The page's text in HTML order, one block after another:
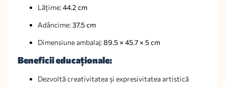
Lățime:44.2 cm
Adâncime:37.5 cm
Dimensiune ambalaj:89.5 × 45.7 × 5 cm
Beneficii educaționale:
Dezvoltă creativitatea și expresivitatea artistică